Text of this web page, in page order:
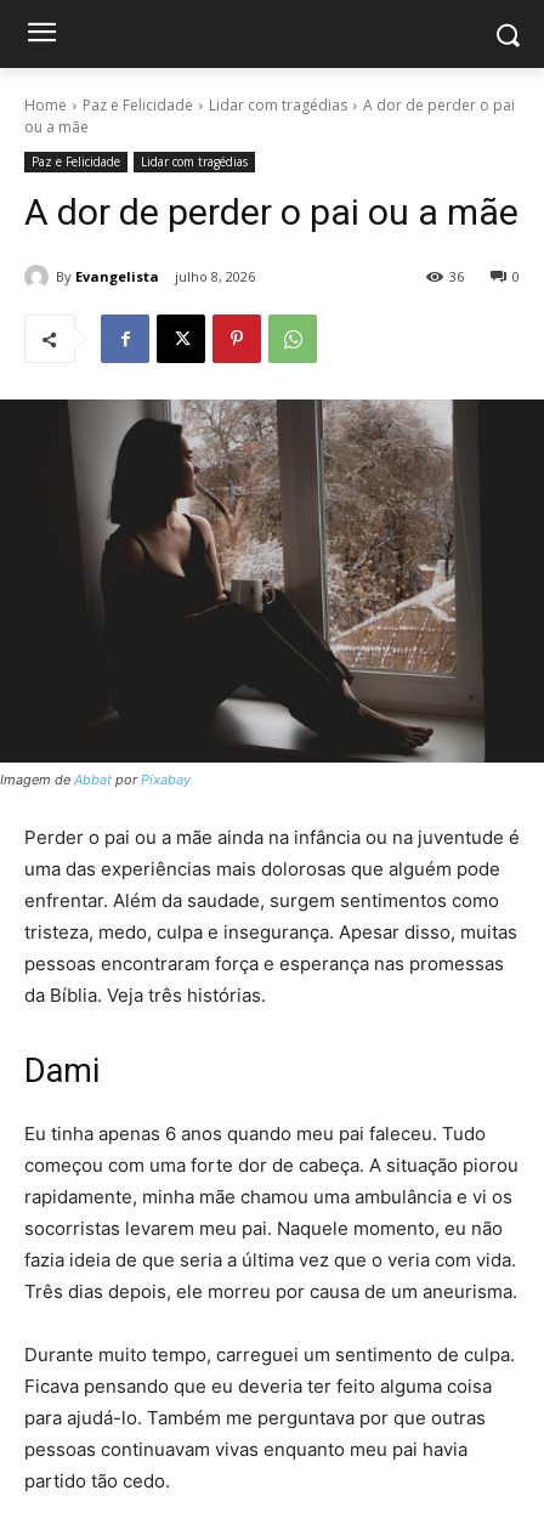
Home Paz e Felicidade Lidar com tragédias
A dor de perder o pai
ou a mãe
Paz e Felicidade Lidar com tragédias
A dor de perder o pai ou a mãe
By Evangelista julho 8, 2026 0
36
Imagem de Abbat porPixabay
Perder o pai ou a mãe ainda na infância ou na juventude é
uma das experiências mais dolorosas que alguém pode
enfrentar. Além da saudade, surgem sentimentos como
tristeza, medo, culpa e insegurança. Apesar disso, muitas
pessoas encontraram força e esperança nas promessas
da Bíblia. Veja três histórias.
Dami
Eu tinha apenas 6 anos quando meu pai faleceu. Tudo
começou com uma forte dor de cabeça. A situação piorou
rapidamente, minha mãe chamou uma ambulância e vi os
socorristas levarem meu pai. Naquele momento, eu não
fazia ideia de que seria a última vez que o veria com vida.
Três dias depois, ele morreu por causa de um aneurisma.
Durante muito tempo, carreguei um sentimento de culpa.
Ficava pensando que eu deveria ter feito alguma coisa
para ajudá-lo. Também me perguntava por que outras
pessoas continuavam vivas enquanto meu pai havia
partido tão cedo.